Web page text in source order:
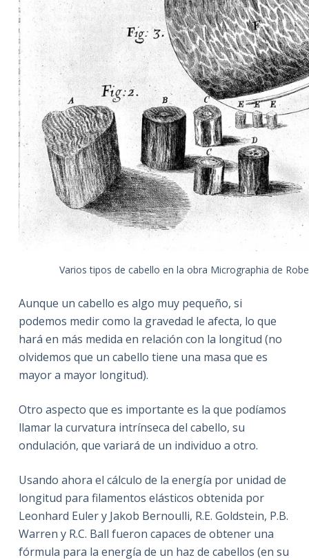
Varios tipos de cabello en la obra Micrographia de
Aunque un cabello es algo muy pequeño, si
podemos medir como la gravedad le afecta, lo que
hará en más medida en relación con la longitud (no
olvidemos que un cabello tiene una masa que es
mayor a mayor longitud).
Otro aspecto que es importante es la que podíamos
llamar la curvatura intrínseca del cabello, su
ondulación, que variará de un individuo a otro.
Usando ahora el cálculo de la energía por unidad de
longitud para filamentos elásticos obtenida por
Leonhard Euler y Jakob Bernoulli, R.E. Goldstein, P.B.
Warren y R.C. Ball fueron capaces de obtener una
fórmula para la energía de un haz de cabellos (en su